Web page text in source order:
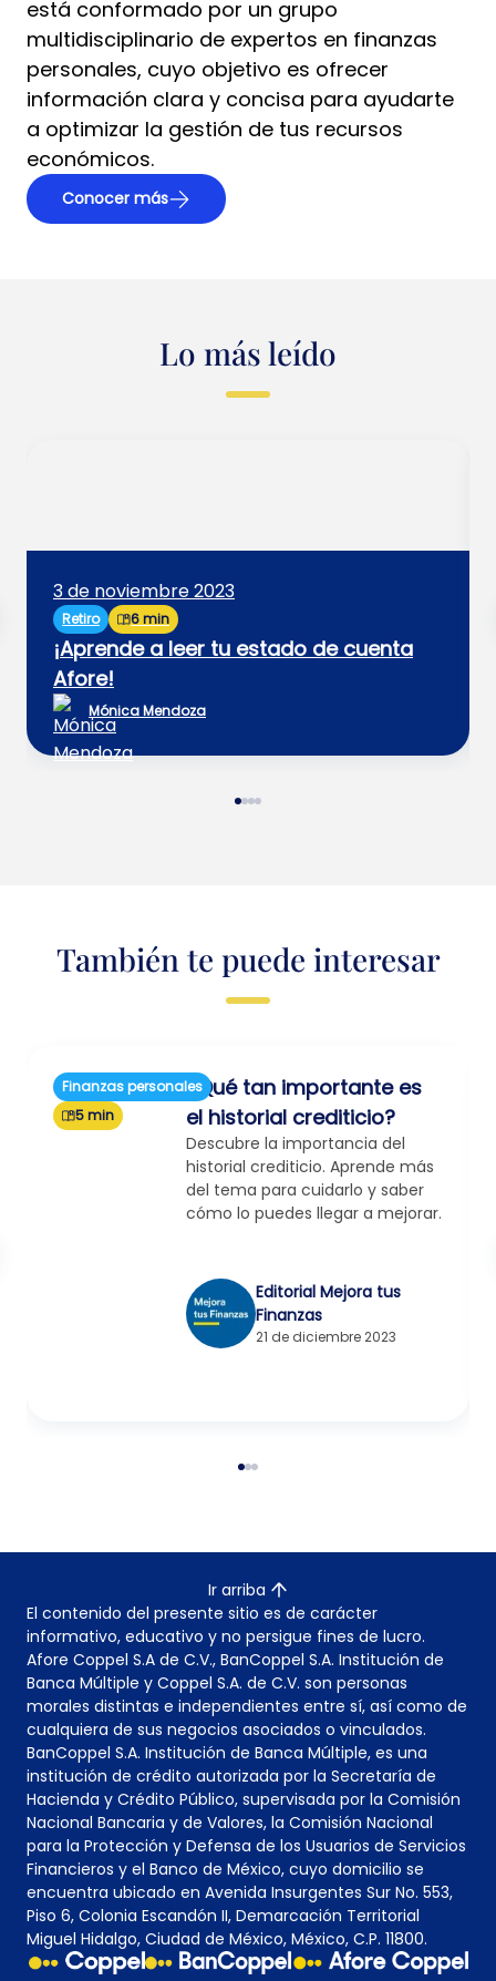
está conformado por un grupo
multidisciplinario de expertos en finanzas
personales, cuyo objetivo es ofrecer
información clara y concisa para ayudarte
a optimizar la gestión de tus recursos
económicos.
Conocer más
Lo más leído
3 de noviembre 2023
Retiro 6 min
¡Aprende a leer tu estado de cuenta
Afore!
Mónica Mendoza
También te puede interesar
Finanzas personales
5 min
¿Qué tan importante es
el historial crediticio?
Descubre la importancia del
historial crediticio. Aprende más
del tema para cuidarlo y saber
cómo lo puedes llegar a mejorar.
Editorial Mejora tus
Finanzas
21 de diciembre 2023
Ir arriba
El contenido del presente sitio es de carácter
informativo, educativo y no persigue fines de lucro.
Afore Coppel S.A de C.V., BanCoppel S.A. Institución de
Banca Múltiple y Coppel S.A. de C.V. son personas
morales distintas e independientes entre sí, así como de
cualquiera de sus negocios asociados o vinculados.
BanCoppel S.A. Institución de Banca Múltiple, es una
institución de crédito autorizada por la Secretaría de
Hacienda y Crédito Público, supervisada por la Comisión
Nacional Bancaria y de Valores, la Comisión Nacional
para la Protección y Defensa de los Usuarios de Servicios
Financieros y el Banco de México, cuyo domicilio se
encuentra ubicado en Avenida Insurgentes Sur No. 553,
Piso 6, Colonia Escandón II, Demarcación Territorial
Miguel Hidalgo, Ciudad de México, México, C.P. 11800.